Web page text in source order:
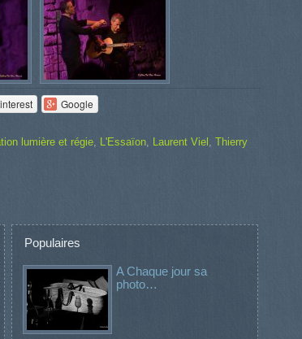
Google
lumière et régie, L'Essaïon, Laurent Viel , Thierry
Populaires
A Chaque jour sa
photo…